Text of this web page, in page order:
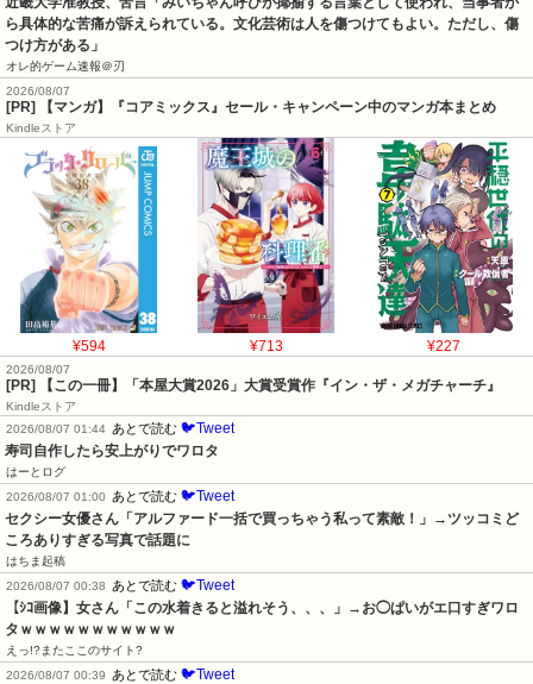
ら具体的な苦痛が訴えられている。文化芸術は人を傷つけてもよい。ただし、傷
つけ方がある」
オレ的ゲーム速報＠刃
2026/08/07
[PR] 【マンガ】『コアミックス』セール・キャンペーン中のマンガ本まとめ
Kindleストア
¥594 ¥713 ¥227
2026/08/07
[PR] 【この一冊】「本屋大賞2026」大賞受賞作『イン・ザ・メガチャーチ』
Kindleストア
2026/08/07 01:44 あとで読む 🐦Tweet
寿司自作したら安上がりでワロタ
はーとログ
2026/08/07 01:00
あとで読む 🐦Tweet
セクシー女優さん「アルファード一括で買っちゃう私って素敵！」→ツッコミど
ころありすぎる写真で話題に
はちま起稿
2026/08/07 00:38
あとで読む 🐦Tweet
【ｼｺ画像】女さん「この水着きると溢れそう、、、」→お◯ぱいがエ口すぎワロ
タｗｗｗｗｗｗｗｗｗｗｗ
えっ!?またここのサイト?
2026/08/07 00:39
あとで読む 🐦Tweet